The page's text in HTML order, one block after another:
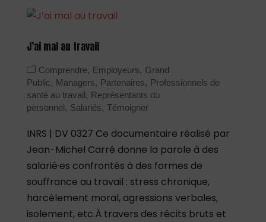
J’ai mal au travail
Comprendre Employeurs
Grand
Public
Managers Partenaires
Professionnels de
santé au travail
Représentants du
personnel
Salariés Témoigner
INRS | DV 0327 Ce documentaire réalisé par
Jean-Michel Carré donne la parole à des
salarié·es confrontés à des formes de
souffrance au travail : stress chronique,
harcèlement moral, agressions verbales,
isolement, etc.À travers des récits bruts et